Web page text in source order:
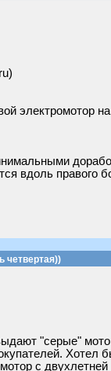
электромотор
вдоль правого
четвертая))
"серые"
Хотел
с двухлетней